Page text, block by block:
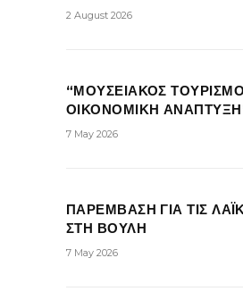
2 August 2026
“ΜΟΥΣΕΙΑΚΟΣ
ΟΙΚΟΝΟΜΙΚΗ
7 May 2026
ΠΑΡΕΜΒΑΣΗ ΓΙΑ ΤΙΣ
ΣΤΗ ΒΟΥΛΗ
7 May 2026